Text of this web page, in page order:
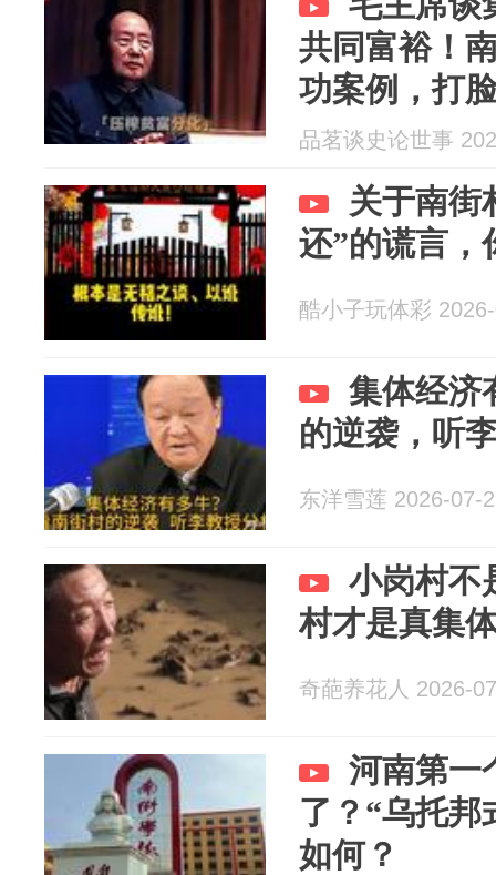
共同富裕！
功案例，打
论！
品茗谈史论世事
关于南街
还”的谎言，
酷小子玩体彩
集体经济
的逆袭，听
东洋雪莲 2026-07-
小岗村不
村才是真集
奇葩养花人 2026-
河南第一
了？“乌托邦
如何？